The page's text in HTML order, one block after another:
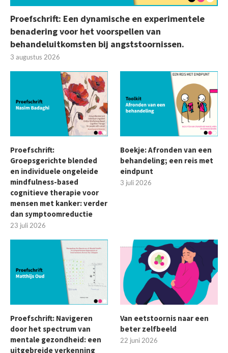
Proefschrift: Een dynamische en experimentele
benadering voor het voorspellen van
behandeluitkomsten bij angststoornissen.
3 augustus 2026
Proefschrift:
Groepsgerichte blended
en individuele ongeleide
mindfulness-based
cognitieve therapie voor
mensen met kanker: verder
dan symptoomreductie
23 juli 2026
Boekje: Afronden van een
behandeling; een reis met
eindpunt
3 juli 2026
Proefschrift: Navigeren
door het spectrum van
mentale gezondheid: een
uitgebreide verkenning
Van eetstoornis naar een
beter zelfbeeld
22 juni 2026